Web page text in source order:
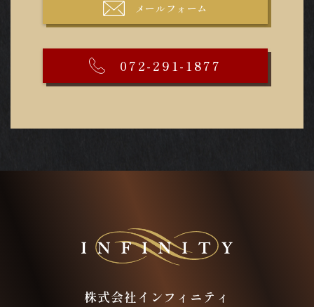
メールフォーム
072-291-1877
株式会社インフィニティ